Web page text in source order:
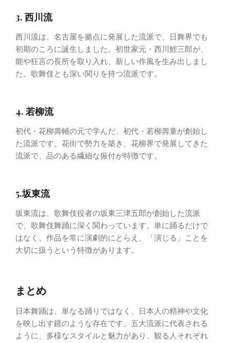
3. 西川流
西川流は、名古屋を拠点に発展した流派で、日舞界でも
初期のころに誕生しました。初世家元・西川鯉三郎が、
能や狂言の長所を取り入れ、新しい作風を生み出しまし
た。歌舞伎とも深い関りを持つ流派です。
4. 若柳流
初代・花柳壽輔の元で学んだ、初代・若柳壽童が創始し
た流派です。花街で勢力を築き、花柳界で発展してきた
流派で、品のある繊細な振付が特徴です。
5.坂東流
坂東流は、歌舞伎役者の坂東三津五郎が創始した流派
で、歌舞伎舞踊に深く関わっています。単に踊るだけで
はなく、作品を常に演劇的にとらえ、「演じる」ことを
大切に扱うという特徴があります。
まとめ
日本舞踊は、単なる踊りではなく、日本人の精神や文化
を映し出す鏡のような存在です。五大流派に代表される
ように、多様なスタイルと魅力があり、観る人それぞれ